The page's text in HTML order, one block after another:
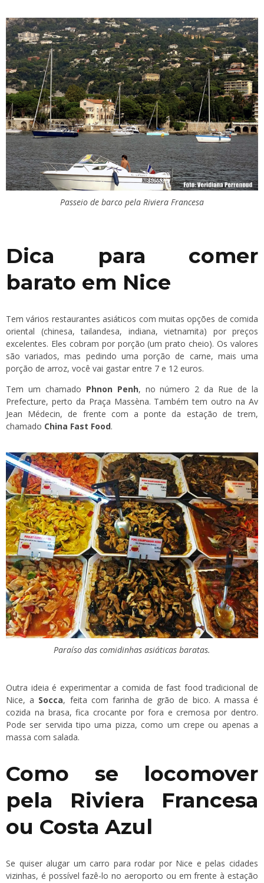
Passeio de barco pela Riviera Francesa
Dica para comer
barato em Nice
Tem vários restaurantes asiáticos com muitas opções de comida
oriental (chinesa, tailandesa, indiana, vietnamita) por preços
excelentes. Eles cobram por porção (um prato cheio). Os valores
são variados, mas pedindo uma porção de carne, mais uma
porção de arroz, você vai gastar entre 7 e 12 euros.
Tem um chamado Phnon Penh, no número 2 da Rue de la
Prefecture, perto da Praça Massèna. Também tem outro na Av
Jean Médecin, de frente com a ponte da estação de trem,
chamado China Fast Food.
Paraíso das comidinhas asiáticas baratas.
Outra ideia é experimentar a comida de fast food tradicional de
Nice, a Socca, feita com farinha de grão de bico. A massa é
cozida na brasa, fica crocante por fora e cremosa por dentro.
Pode ser servida tipo uma pizza, como um crepe ou apenas a
massa com salada.
Como se locomover
pela Riviera Francesa
ou Costa Azul
Se quiser alugar um carro para rodar por Nice e pelas cidades
vizinhas, é possível fazê-lo no aeroporto ou em frente à estação